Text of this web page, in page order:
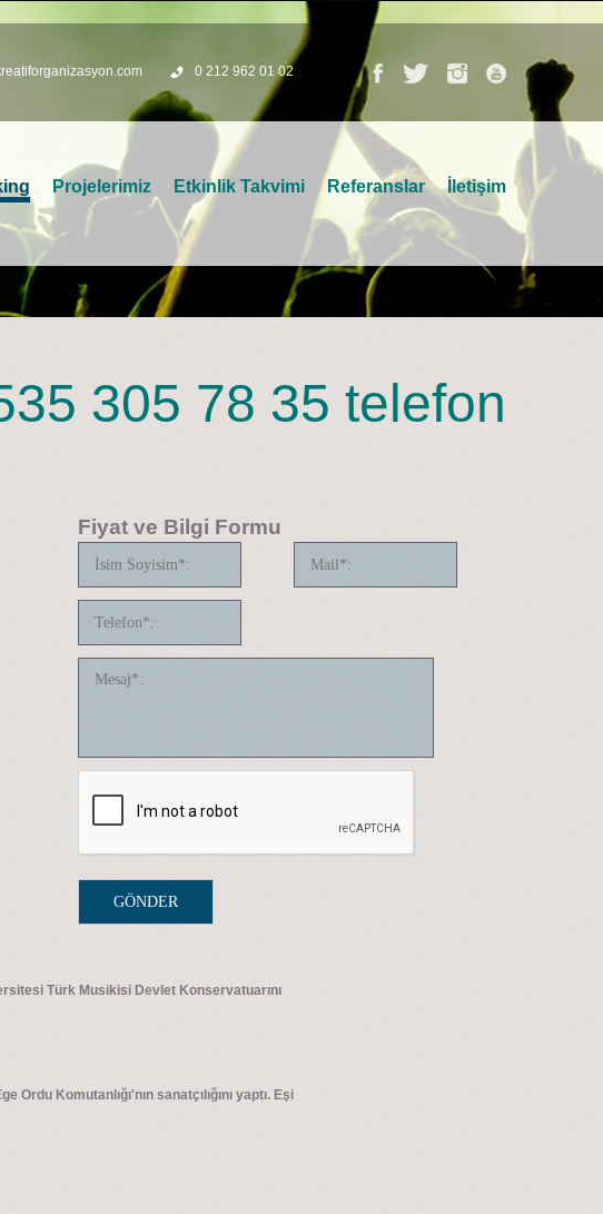
0 212 962 01 02
Projelerimiz Etkinlik Takvimi Referanslar İletişim
305 78 35 telefon
Fiyat ve Bilgi Formu
Türk Musikisi Devlet Konservatuarını
Komutanlığı'nın sanatçılığını yaptı. Eşi